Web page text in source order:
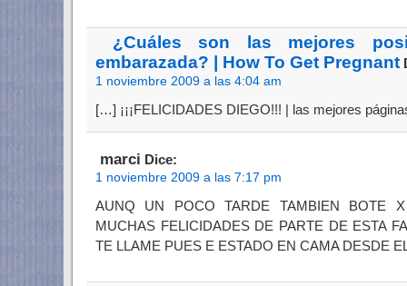
¿Cuáles son las mejores
embarazada? | How To Get Pregnant
1 noviembre 2009 a las 4:04 am
[…] ¡¡¡FELICIDADES DIEGO!!! | las mejores
marci Dice:
1 noviembre 2009 a las 7:17 pm
AUNQ UN POCO TARDE TAMBIEN BOTE
MUCHAS FELICIDADES DE PARTE DE ESTA
TE LLAME PUES E ESTADO EN CAMA DESDE